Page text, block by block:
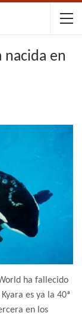
nacida en
ha fallecido
es ya la 40ª
en los